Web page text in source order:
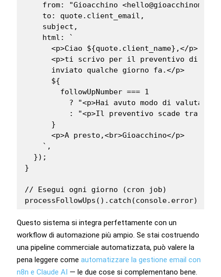
from: "Gioacchino
    to: quote.client_email,
    subject,
    html: `
      <p>Ciao ${quote.client_name},</p>
<p>ti scrivo per il preventivo di
      inviato qualche giorno fa.</p>
      ${
        followUpNumber === 1
? "<p>Hai avuto modo di
: "<p>Il preventivo scade tra 5
      }
      <p>A presto,<br>Gioacchino</p>
    `,
  });
}
// Esegui ogni giorno (cron job)
Questo sistema si integra perfettamente con un
workflow di automazione più ampio. Se stai costruendo
una pipeline commerciale automatizzata, può valere la
pena leggere come automatizzare la gestione email con
n8n e Claude AI — le due cose si complementano bene.